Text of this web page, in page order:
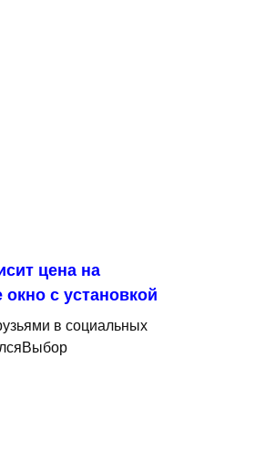
цена на
окно с установкой
в социальных